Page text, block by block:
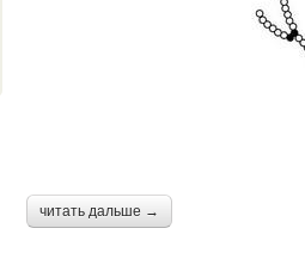
читать дальше →